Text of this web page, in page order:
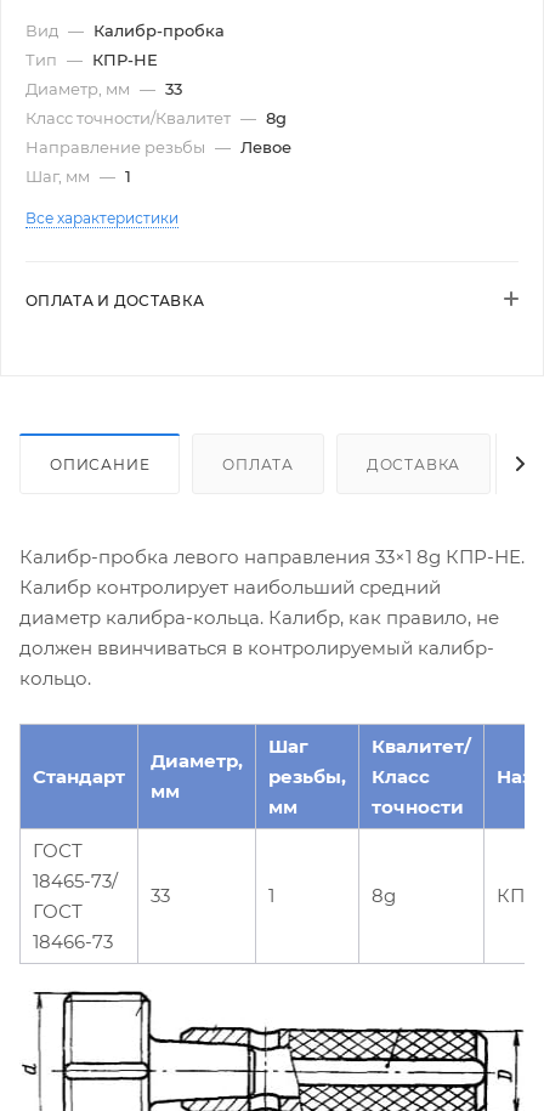
Вид — Калибр-пробка
Тип — КПР-НЕ
Диаметр, мм — 33
Класс точности/Квалитет — 8g
Направление резьбы — Левое
Шаг, мм — 1
Все характеристики
ОПЛАТА И ДОСТАВКА
ОПИСАНИЕ ОПЛАТА ДОСТАВКА
Калибр-пробка левого направления 33×1 8g КПР-НЕ.
Калибр контролирует наибольший средний
диаметр калибра-кольца. Калибр, как правило, не
должен ввинчиваться в контролируемый калибр-
кольцо.
Стандарт
Диаметр,
мм
Шаг
резьбы,
мм
Квалитет/
Класс
точности
ГОСТ
18465-73/
ГОСТ
18466-73
33 1 8g